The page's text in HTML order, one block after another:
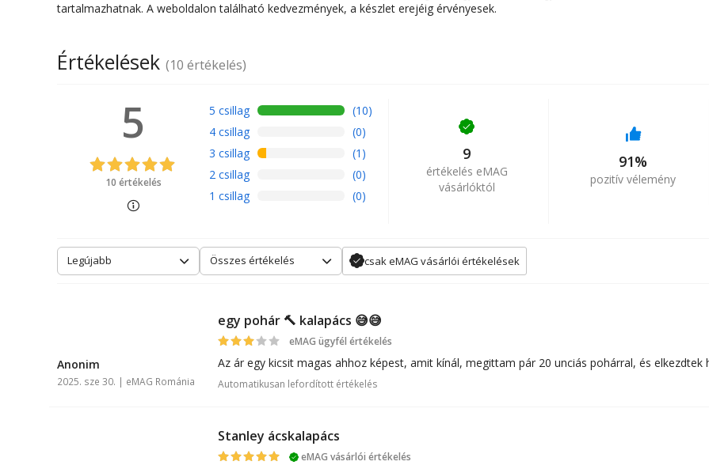
tartalmazhatnak. A weboldalon található kedvezmények, a készlet erejéig érvényesek.
Értékelések (10 értékelés)
5
10 értékelés
5 csillag
(10)
4 csillag
(0)
3 csillag
(1)
2 csillag
(0)
1 csillag
(0)
9
értékelés eMAG
vásárlóktól
91%
pozitív vélemény
Legújabb Összes értékelés csak eMAG vásárlói értékelések
Anonim
2025. sze 30. | eMAG Románia
egy pohár 🔨 kalapács 😅😅
eMAG ügyfél értékelés
Az ár egy kicsit magas ahhoz képest, amit kínál, megittam pár 20 unciás pohárral, és
Automatikusan lefordított értékelés
Stanley ácskalapács
eMAG vásárlói értékelés